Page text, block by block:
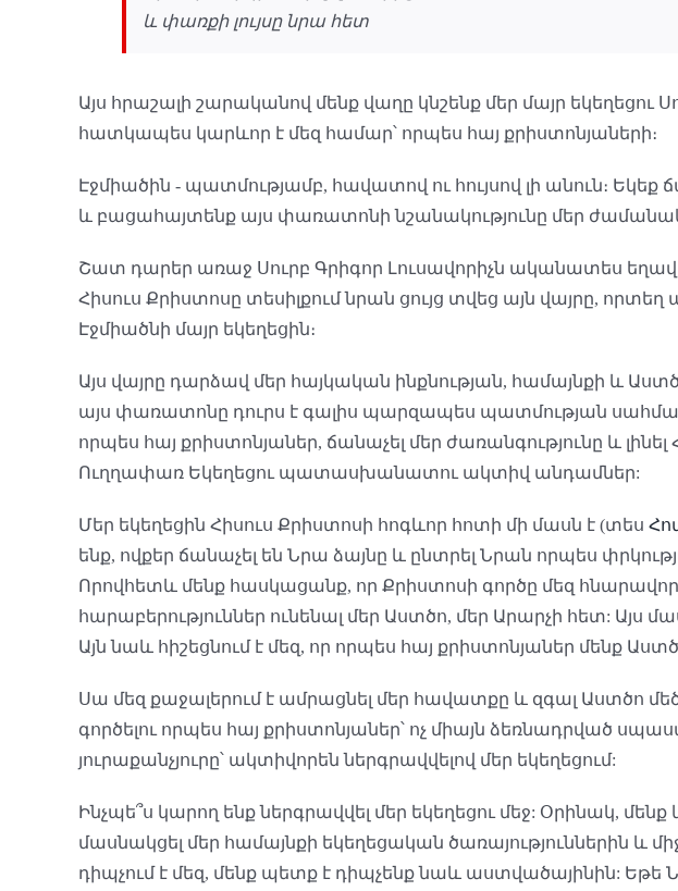
և փառքի լույսը նրա հետ
Այս հրաշալի շարականով մենք վաղը կնշենք մեր մայր եկեղեցու
հատկապես կարևոր է մեզ համար՝ որպես հայ քրիստոնյաների։
Էջմիածին - պատմությամբ, հավատով ու հույսով լի անուն։
և բացահայտենք այս փառատոնի նշանակությունը մեր
Շատ դարեր առաջ Սուրբ Գրիգոր Լուսավորիչն ականատես եղավ
Հիսուս Քրիստոսը տեսիլքում նրան ցույց տվեց այն վայրը, որտեղ
Էջմիածնի մայր եկեղեցին։
Այս վայրը դարձավ մեր հայկական ինքնության, համայնքի և
այս փառատոնը դուրս է գալիս պարզապես պատմության
որպես հայ քրիստոնյաներ, ճանաչել մեր ժառանգությունը և
Ուղղափառ Եկեղեցու պատասխանատու ակտիվ անդամներ:
Մեր եկեղեցին Հիսուս Քրիստոսի հոգևոր հոտի մի մասն է (տես
ենք, ովքեր ճանաչել են Նրա ձայնը և ընտրել Նրան որպես
Որովհետև մենք հասկացանք, որ Քրիստոսի գործը մեզ
հարաբերություններ ունենալ մեր Աստծո, մեր Արարչի հետ: Այս
Այն նաև հիշեցնում է մեզ, որ որպես հայ քրիստոնյաներ մենք
Սա մեզ քաջալերում է ամրացնել մեր հավատքը և զգալ Աստծո
գործելու որպես հայ քրիստոնյաներ՝ ոչ միայն ձեռնադրված
յուրաքանչյուրը՝ ակտիվորեն ներգրավվելով մեր եկեղեցում:
Ինչպե՞ս կարող ենք ներգրավվել մեր եկեղեցու մեջ: Օրինակ,
մասնակցել մեր համայնքի եկեղեցական ծառայություններին և
դիպչում է մեզ, մենք պետք է դիպչենք նաև աստվածայինին: Եթե